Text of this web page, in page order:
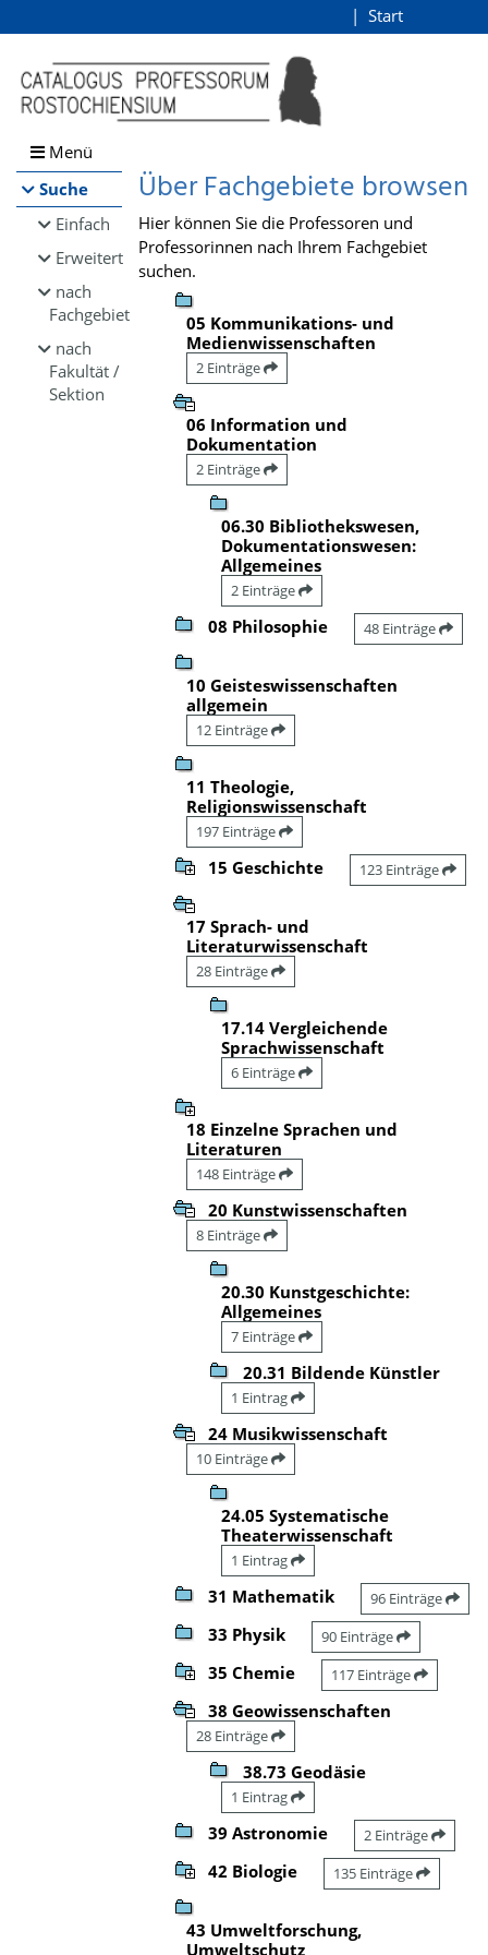
Browsen
direkt zum Inhalt
Start
Menü
Suche
Einfach
Erweitert
nach
Fachgebiet
nach
Fakultät /
Sektion
Über Fachgebiete browsen
Hier können Sie die Professoren und
Professorinnen nach Ihrem Fachgebiet
suchen.
05 Kommunikations- und
Medienwissenschaften
2 Einträge
06 Information und
Dokumentation
2 Einträge
06.30 Bibliothekswesen,
Dokumentationswesen:
Allgemeines
2 Einträge
08 Philosophie 48 Einträge
10 Geisteswissenschaften
allgemein
12 Einträge
11 Theologie,
Religionswissenschaft
197 Einträge
15 Geschichte 123 Einträge
17 Sprach- und
Literaturwissenschaft
28 Einträge
17.14 Vergleichende
Sprachwissenschaft
6 Einträge
18 Einzelne Sprachen und
Literaturen
148 Einträge
20 Kunstwissenschaften
8 Einträge
20.30 Kunstgeschichte:
Allgemeines
7 Einträge
20.31 Bildende Künstler
1 Eintrag
24 Musikwissenschaft
10 Einträge
24.05 Systematische
Theaterwissenschaft
1 Eintrag
31 Mathematik 96 Einträge
33 Physik 90 Einträge
35 Chemie 117 Einträge
38 Geowissenschaften
28 Einträge
38.73 Geodäsie
1 Eintrag
39 Astronomie 2 Einträge
42 Biologie 135 Einträge
43 Umweltforschung,
Umweltschutz